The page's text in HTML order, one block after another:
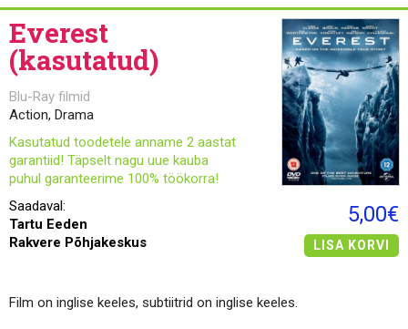
Everest
(kasutatud)
Blu-Ray filmid
Action, Drama
Kasutatud toodetele anname 2 aastat
garantiid! Täpselt nagu uue kauba
puhul garanteerime 100% töökorra!
Saadaval:
Tartu Eeden
Rakvere Põhjakeskus
5,00€
LISA KORVI
Film on inglise keeles, subtiitrid on inglise keeles.